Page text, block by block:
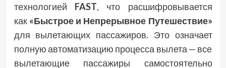
технологией FAST, что расшифровывается
как«Быстрое и Непрерывное Путешествие»
для вылетающих пассажиров. Это означает
полную автоматизацию процесса вылета — все
вылетающие пассажиры самостоятельно